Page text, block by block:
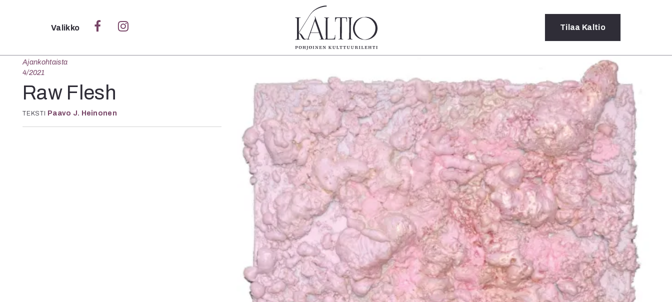
Sulje
Verkkoartikkeli
Teatteri
Sarjakuva
Sámegillii
Pääkirjoitus
Paperilehdestä
Oulu2026
Näyttelyt
Kuvataide
In English
Esitystaide
Arkisto
4/2026
2–3/2026
1/2026
6/2025
5/2025 saame
5/2025
Lehtiarkisto
Tilaus ja
irtonumerot
Yhteistyössä
Toimitus
Mediatiedot
Kaltio ry
Valikko Tilaa Kaltio
Ajankohtaista
4/2021
Raw Flesh
TEKSTI Paavo J. Heinonen